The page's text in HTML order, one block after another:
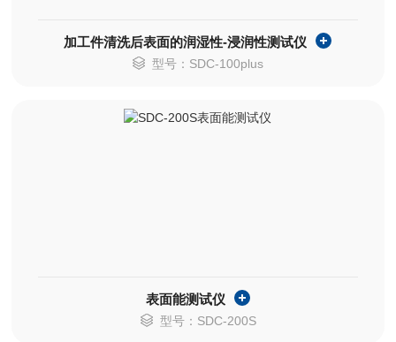
加工件清洗后表面的润湿性-浸润性测试仪
型号：SDC-100plus
表面能测试仪
型号：SDC-200S